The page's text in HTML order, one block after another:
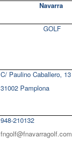
Navarra
GOLF
C/ Paulino Caballero, 13
31002 Pamplona
948-210132
fngolf@fnavarragolf.com